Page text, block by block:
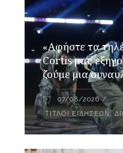
«Αφήστε τα
Cortis μας
ζούμε μια
07/08/2026
ΤΊΤΛΟΙ ΕΙΔΉΣΕΩΝ ,